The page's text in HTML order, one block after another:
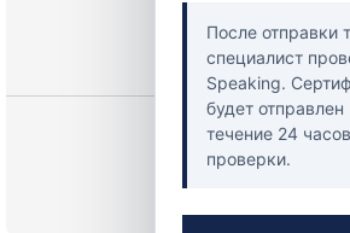
После отправки
специалист
Speaking.
будет отправлен
течение 24
проверки.
250,00
Начать